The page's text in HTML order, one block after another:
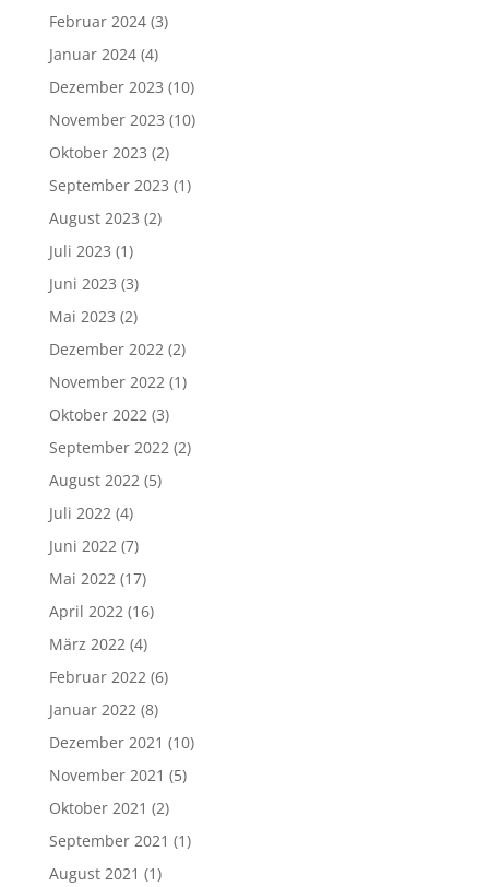
Februar 2024(3)
Januar 2024(4)
Dezember 2023 (10)
November 2023 (10)
Oktober 2023 (2)
September 2023 (1)
August 2023 (2)
Juli 2023 (1)
Juni 2023 (3)
Mai 2023 (2)
Dezember 2022(2)
November 2022(1)
Oktober 2022(3)
September 2022(2)
August 2022(5)
Juli 2022(4)
Juni 2022(7)
Mai 2022(17)
April 2022(16)
März 2022(4)
Februar 2022(6)
Januar 2022(8)
Dezember 2021 (10)
November 2021 (5)
Oktober 2021 (2)
September 2021 (1)
August 2021 (1)